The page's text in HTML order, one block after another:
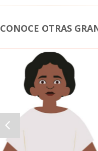
CONOCE OTRAS